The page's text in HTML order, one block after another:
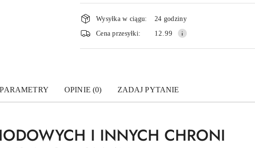
Dostępność
i
dostawa
Wysyłka w ciągu:
24 godziny
Cena przesyłki:
12.99
PARAMETRY OPINIE (0) ZADAJ PYTANIE
I INNYCH CHRONI